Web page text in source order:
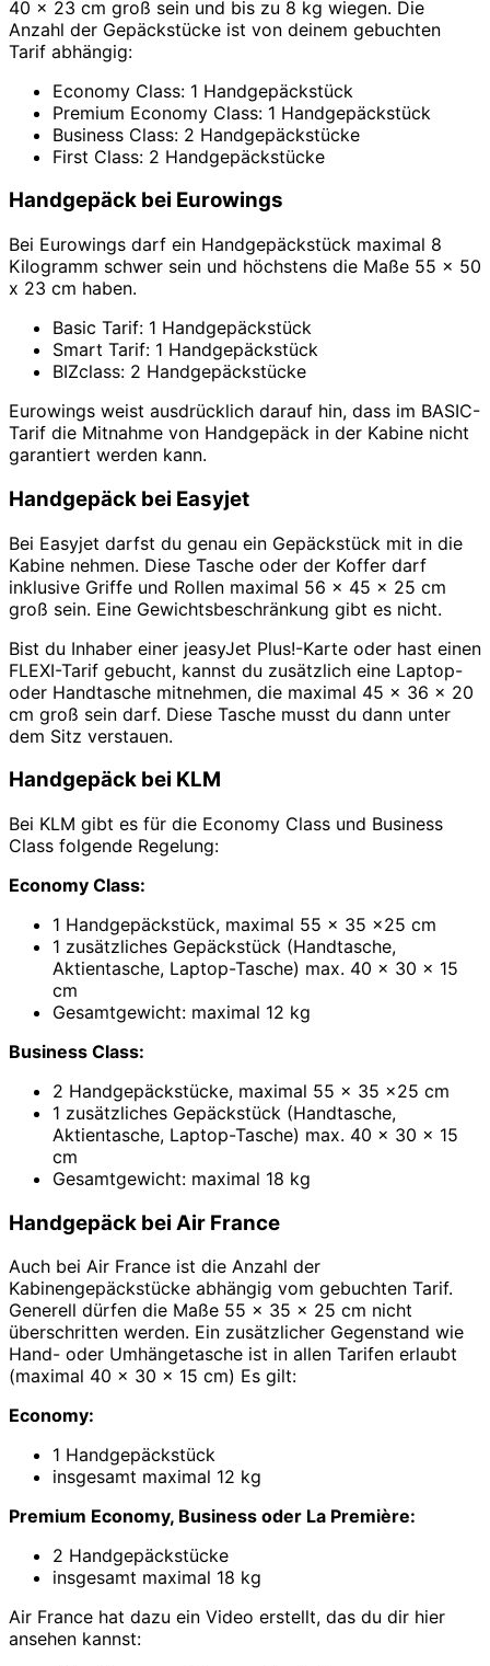
40 x 23 cm groß sein und bis zu 8 kg wiegen. Die
Anzahl der Gepäckstücke ist von deinem gebuchten
Tarif abhängig:
Economy Class: 1 Handgepäckstück
Premium Economy Class: 1 Handgepäckstück
Business Class: 2 Handgepäckstücke
First Class: 2 Handgepäckstücke
Handgepäck bei Eurowings
Bei Eurowings darf ein Handgepäckstück maximal 8
Kilogramm schwer sein und höchstens die Maße 55 x 50
x 23 cm haben.
Basic Tarif: 1 Handgepäckstück
Smart Tarif: 1 Handgepäckstück
BIZclass: 2 Handgepäckstücke
Eurowings weist ausdrücklich darauf hin, dass im BASIC-
Tarif die Mitnahme von Handgepäck in der Kabine nicht
garantiert werden kann.
Handgepäck bei Easyjet
Bei Easyjet darfst du genau ein Gepäckstück mit in die
Kabine nehmen. Diese Tasche oder der Koffer darf
inklusive Griffe und Rollen maximal 56 x 45 x 25 cm
groß sein. Eine Gewichtsbeschränkung gibt es nicht.
Bist du Inhaber einer jeasyJet Plus!-Karte oder hast einen
FLEXI-Tarif gebucht, kannst du zusätzlich eine Laptop-
oder Handtasche mitnehmen, die maximal 45 x 36 x 20
cm groß sein darf. Diese Tasche musst du dann unter
dem Sitz verstauen.
Handgepäck bei KLM
Bei KLM gibt es für die Economy Class und Business
Class folgende Regelung:
Economy Class:
1 Handgepäckstück, maximal 55 x 35 x25 cm
1 zusätzliches Gepäckstück (Handtasche,
Aktientasche, Laptop-Tasche) max. 40 x 30 x 15
cm
Gesamtgewicht: maximal 12 kg
Business Class:
2 Handgepäckstücke, maximal 55 x 35 x25 cm
1 zusätzliches Gepäckstück (Handtasche,
Aktientasche, Laptop-Tasche) max. 40 x 30 x 15
cm
Gesamtgewicht: maximal 18 kg
Handgepäck bei Air France
Auch bei Air France ist die Anzahl der
Kabinengepäckstücke abhängig vom gebuchten Tarif.
Generell dürfen die Maße 55 x 35 x 25 cm nicht
überschritten werden. Ein zusätzlicher Gegenstand wie
Hand- oder Umhängetasche ist in allen Tarifen erlaubt
(maximal 40 x 30 x 15 cm) Es gilt:
Economy:
1 Handgepäckstück
insgesamt maximal 12 kg
Premium Economy, Business oder La Première:
2 Handgepäckstücke
insgesamt maximal 18 kg
Air France hat dazu ein Video erstellt, das du dir hier
ansehen kannst: